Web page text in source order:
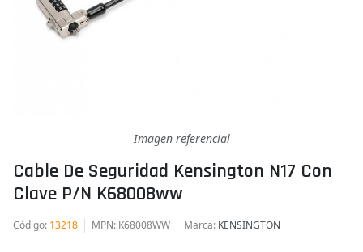
Imagen referencial
Cable De Seguridad Kensington N17 Con
Clave P/n K68008ww
Código: 13218 MPN: K68008WW Marca: KENSINGTON